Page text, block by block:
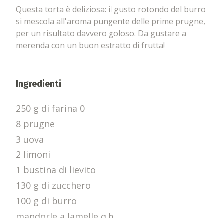
Questa torta è deliziosa: il gusto rotondo del burro
si mescola all'aroma pungente delle prime prugne,
per un risultato davvero goloso. Da gustare a
merenda con un buon estratto di frutta!
Ingredienti
250 g di farina 0
8 prugne
3 uova
2 limoni
1 bustina di lievito
130 g di zucchero
100 g di burro